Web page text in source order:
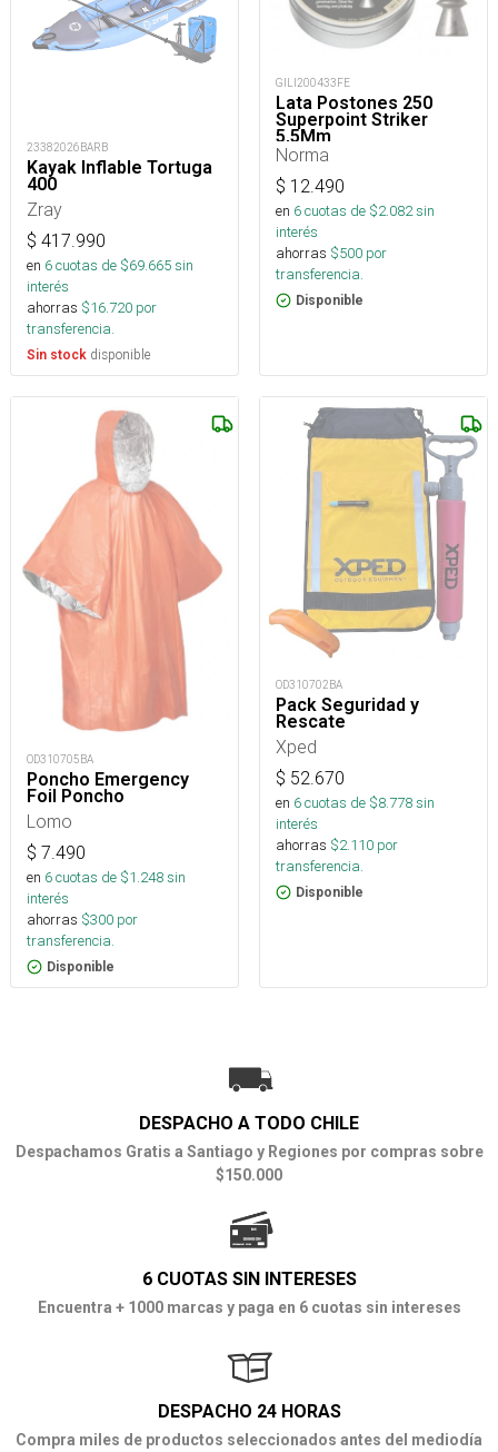
23382026BARB
Kayak Inflable Tortuga
400
Zray
$ 417.990
en 6cuotas de $69.665sin
interés
ahorras $16.720 por
transferencia.
Sin stock disponible
GILI200433FE
Lata Postones 250
Superpoint Striker
5,5Mm
Norma
$ 12.490
en 6cuotas de $2.082sin
interés
ahorras $500 por
transferencia.
Disponible
OD310705BA
Poncho Emergency
Foil Poncho
Lomo
$ 7.490
en 6cuotas de $1.248sin
interés
ahorras $300 por
transferencia.
Disponible
OD310702BA
Pack Seguridad y
Rescate
Xped
$ 52.670
en 6cuotas de $8.778sin
interés
ahorras $2.110 por
transferencia.
Disponible
DESPACHO A TODO CHILE
Despachamos Gratis a Santiago y Regiones por compras sobre
$150.000
6 CUOTAS SIN INTERESES
Encuentra + 1000 marcas y paga en 6 cuotas sin intereses
DESPACHO 24 HORAS
Compra miles de productos seleccionados antes del mediodía